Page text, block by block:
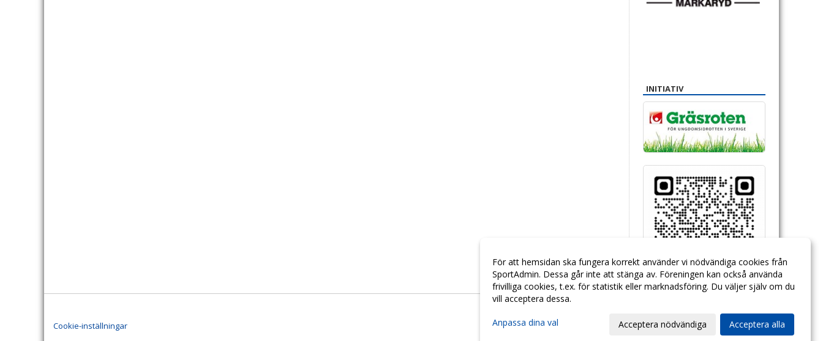
INITIATIV
Cookie-inställningar
För att hemsidan ska fungera korrekt använder vi nödvändiga cookies från
SportAdmin. Dessa går inte att stänga av. Föreningen kan också använda
frivilliga cookies, t.ex. för statistik eller marknadsföring. Du väljer själv om du
vill acceptera dessa.
Anpassa dina val Acceptera nödvändiga Acceptera alla